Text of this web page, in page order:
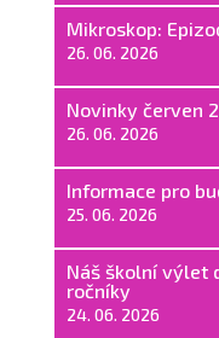
Mikroskop:
26. 06. 2026
Novinky červen
26. 06. 2026
Informace pro
25. 06. 2026
Náš školní výlet
ročníky
24. 06. 2026